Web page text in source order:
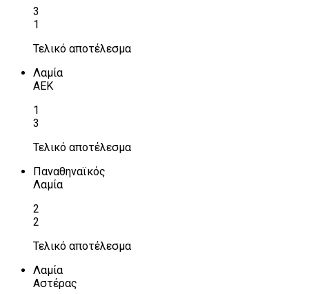
3
1
Τελικό αποτέλεσμα
Λαμία
ΑΕΚ
1
3
Τελικό αποτέλεσμα
Παναθηναϊκός
Λαμία
2
2
Τελικό αποτέλεσμα
Λαμία
Αστέρας